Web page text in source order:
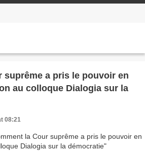
suprême a pris le pouvoir en
au colloque Dialogia sur la
08:21